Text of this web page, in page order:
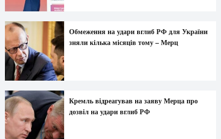
Обмеження на удари вглиб РФ для України
зняли кілька місяців тому – Мерц
Кремль відреагував на заяву Мерца про
дозвіл на удари вглиб РФ